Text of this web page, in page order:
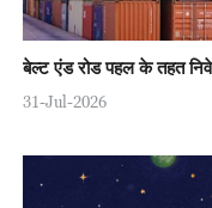
बेल्ट एंड रोड पहल के तहत
31-Jul-2026